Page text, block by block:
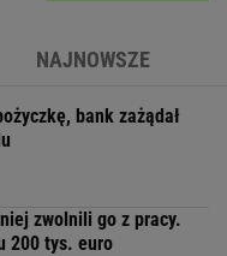
NAJNOWSZE
bank zażądał
zwolnili go z pracy.
200 tys. euro